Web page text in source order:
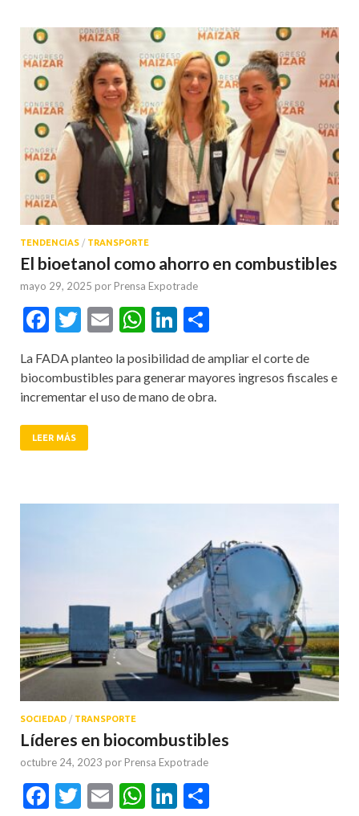
TENDENCIAS / TRANSPORTE
El bioetanol como ahorro en combustibles
mayo 29, 2025 por Prensa Expotrade
Facebook
Twitter
EmailWhatsApp
LinkedIn
La FADA planteo la posibilidad de ampliar el corte de
biocombustibles para generar mayores ingresos fiscales e
incrementar el uso de mano de obra.
LEER MÁS
SOCIEDAD / TRANSPORTE
Líderes en biocombustibles
octubre 24, 2023 por Prensa Expotrade
Facebook
Twitter
EmailWhatsApp
LinkedIn